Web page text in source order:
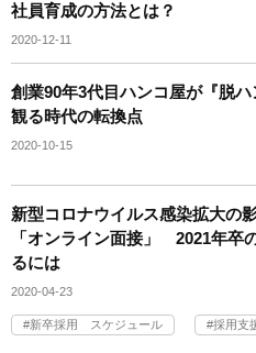
社員育成の方法とは？
2020-12-11
創業90年3代目ハンコ屋が『脱
観る時代の転換点
2020-10-15
新型コロナウイルス感染拡大の
「オンライン面接」 2021年卒
るには
2020-04-23
新卒採用 スケジュール 採用支